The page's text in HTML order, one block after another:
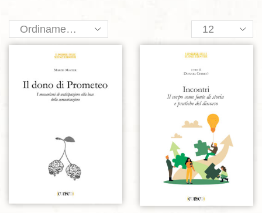
Products
per
page
Aggiungi alla lista dei desideri Aggiungi alla lista dei desideri